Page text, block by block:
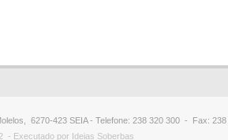
6270-423 SEIA - Telefone: 238 320 300 - Fax: 238
- Executado por Ideias Soberbas